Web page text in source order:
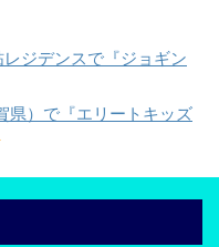
ジデンスで『ジョギン
県）で『エリートキッズ